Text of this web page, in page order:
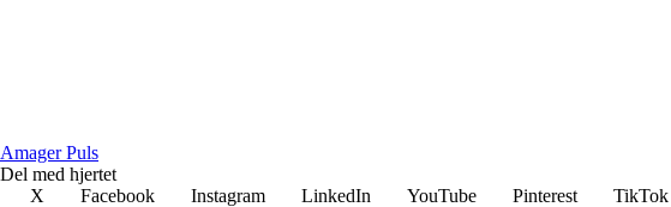
Amager Puls
Del med hjertet
X
Facebook Instagram LinkedIn YouTube Pinterest TikTok